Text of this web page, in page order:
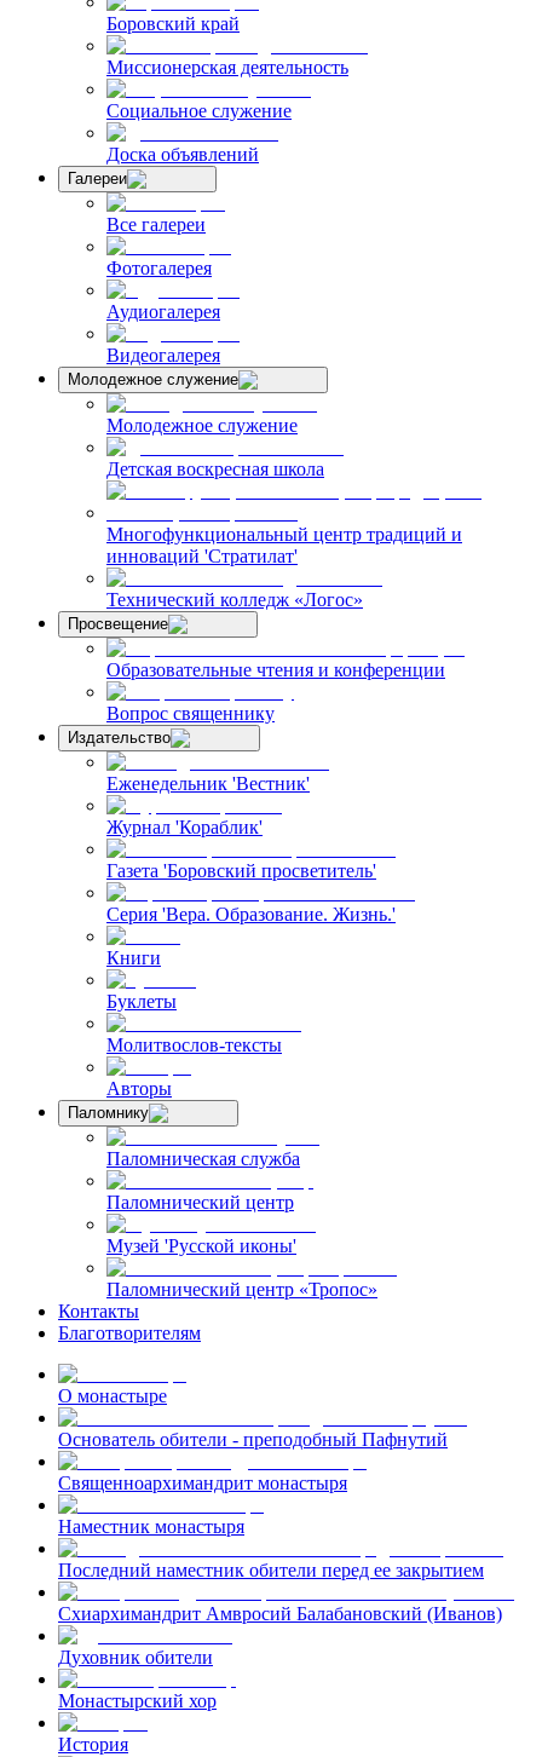
Боровский край
Миссионерская деятельность
Социальное служение
Доска объявлений
Галереи
Все галереи
Фотогалерея
Аудиогалерея
Видеогалерея
Молодежное служение
Молодежное служение
Детская воскресная школа
Многофункциональный центр традиций и
инноваций 'Стратилат'
Технический колледж «Логос»
Просвещение
Образовательные чтения и конференции
Вопрос священнику
Издательство
Еженедельник 'Вестник'
Журнал 'Кораблик'
Газета 'Боровский просветитель'
Серия 'Вера. Образование. Жизнь.'
Книги
Буклеты
Молитвослов-тексты
Авторы
Паломнику
Паломническая служба
Паломнический центр
Музей 'Русской иконы'
Паломнический центр «Тропос»
Контакты
Благотворителям
О монастыре
Основатель обители - преподобный Пафнутий
Священноархимандрит монастыря
Наместник монастыря
Последний наместник обители перед ее закрытием
Схиархимандрит Амвросий Балабановский (Иванов)
Духовник обители
Монастырский хор
История